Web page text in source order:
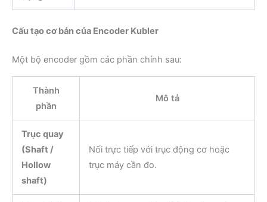
Cấu tạo cơ bản của Encoder Kubler
Một bộ encoder gồm các phần chính sau:
Thành
phần
Mô tả
Trục quay
(Shaft /
Hollow
shaft)
Nối trực tiếp với trục động cơ hoặc
trục máy cần đo.